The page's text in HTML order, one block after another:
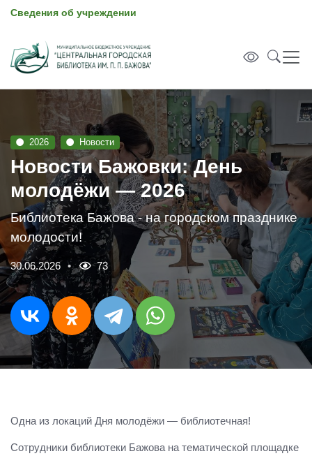
Сведения об учреждении
2026 Новости
Новости Бажовки: День
молодёжи — 2026
Библиотека Бажова - на городском празднике
молодости!
30.06.2026 73
Одна из локаций Дня молодёжи — библиотечная!
Сотрудники библиотеки Бажова на тематической площадке